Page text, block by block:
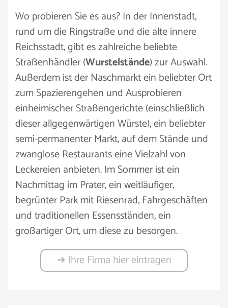
Wo probieren Sie es aus? In der Innenstadt,
rund um die Ringstraße und die alte innere
Reichsstadt, gibt es zahlreiche beliebte
Straßenhändler (Wurstelstände) zur Auswahl.
Außerdem ist der Naschmarkt ein beliebter Ort
zum Spazierengehen und Ausprobieren
einheimischer Straßengerichte (einschließlich
dieser allgegenwärtigen Würste), ein beliebter
semi-permanenter Markt, auf dem Stände und
zwanglose Restaurants eine Vielzahl von
Leckereien anbieten. Im Sommer ist ein
Nachmittag im Prater, ein weitläufiger,
begrünter Park mit Riesenrad, Fahrgeschäften
und traditionellen Essensständen, ein
großartiger Ort, um diese zu besorgen.
➔ Ihre Firma hier eintragen